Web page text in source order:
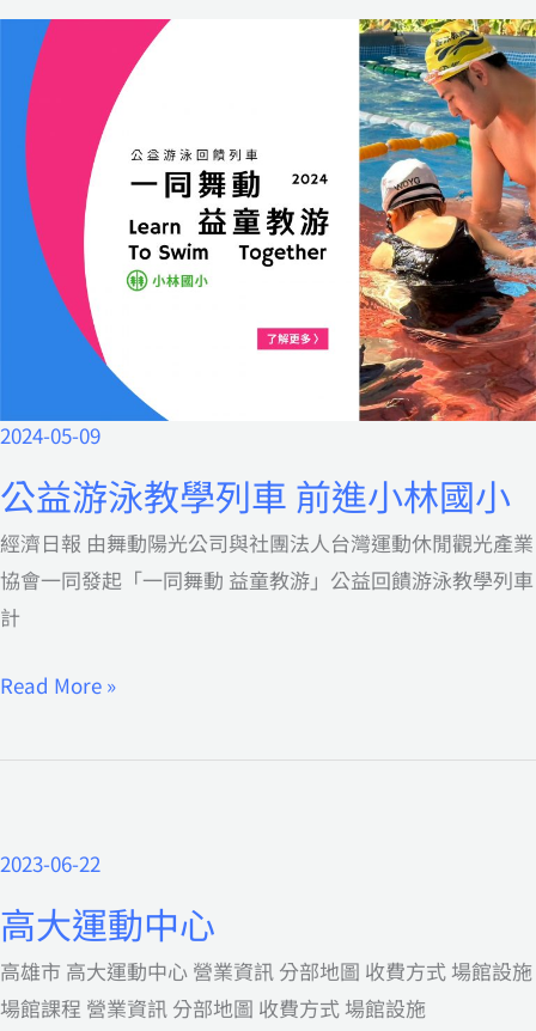
託
2024-05-09
公益游泳教學列車 前進小林國小
經濟日報 由舞動陽光公司與社團法人台灣運動休閒觀光產業
協會一同發起「一同舞動 益童教游」公益回饋游泳教學列車
計
公
益
游
泳
教
學
車
國
小
Read More »
2023-06-22
高大運動中心
高雄市 高大運動中心 營業資訊 分部地圖 收費方式 場館設施
場館課程 營業資訊 分部地圖 收費方式 場館設施
高
大
運
動
中